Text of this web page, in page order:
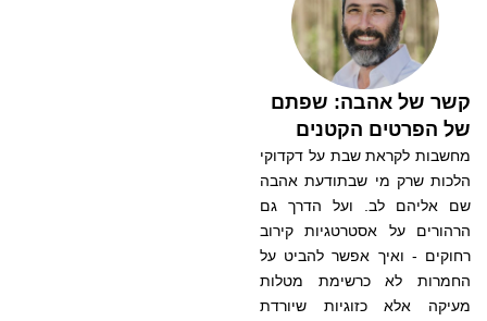
קשר של אהבה: שפתם
של הפרטים הקטנים
מחשבות לקראת שבת על דקדוקי
הלכות שרק מי שבתודעת אהבה
שם אליהם לב. ועל הדרך גם
הרהורים על אסטרטגיות קירוב
רחוקים - ואיך אפשר להביט על
החמרות לא כרשימת מטלות
מעיקה אלא כזוגיות שיורדת